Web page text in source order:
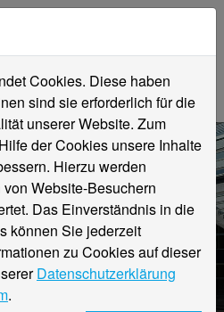
Cookies. Diese haben
sind sie erforderlich für die
unserer Website. Zum
der Cookies unsere Inhalte
Hierzu werden
Website-Besuchern
Das Einverständnis in die
können Sie jederzeit
zu Cookies auf dieser
Datenschutzerklärung
.